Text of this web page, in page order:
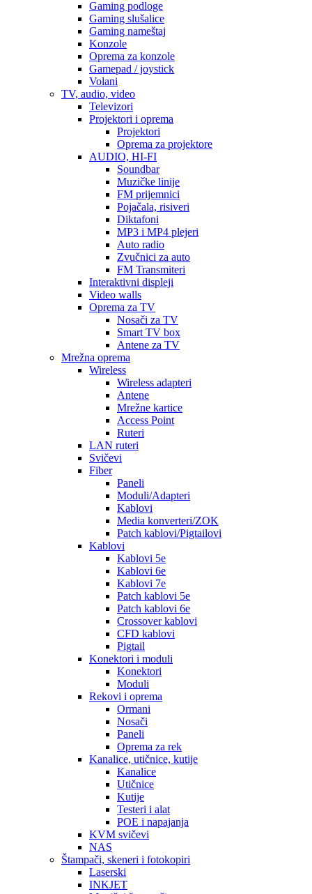
Gaming podloge
Gaming slušalice
Gaming nameštaj
Konzole
Oprema za konzole
Gamepad / joystick
Volani
TV, audio, video
Televizori
Projektori i oprema
Projektori
Oprema za projektore
AUDIO, HI-FI
Soundbar
Muzičke linije
FM prijemnici
Pojačala, risiveri
Diktafoni
MP3 i MP4 plejeri
Auto radio
Zvučnici za auto
FM Transmiteri
Interaktivni displeji
Video walls
Oprema za TV
Nosači za TV
Smart TV box
Antene za TV
Mrežna oprema
Wireless
Wireless adapteri
Antene
Mrežne kartice
Access Point
Ruteri
LAN ruteri
Svičevi
Fiber
Paneli
Moduli/Adapteri
Kablovi
Media konverteri/ZOK
Patch kablovi/Pigtailovi
Kablovi
Kablovi 5e
Kablovi 6e
Kablovi 7e
Patch kablovi 5e
Patch kablovi 6e
Crossover kablovi
CFD kablovi
Pigtail
Konektori i moduli
Konektori
Moduli
Rekovi i oprema
Ormani
Nosači
Paneli
Oprema za rek
Kanalice, utičnice, kutije
Kanalice
Utičnice
Kutije
Testeri i alat
POE i napajanja
KVM svičevi
NAS
Štampači, skeneri i fotokopiri
Laserski
INKJET